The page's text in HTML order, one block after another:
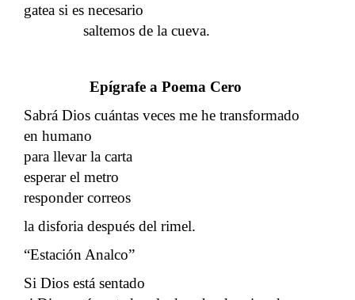
gatea si es necesario
saltemos de la cueva.
Epígrafe a Poema Cero
Sabrá Dios cuántas veces me he transformado
en humano
para llevar la carta
esperar el metro
responder correos
la disforia después del rimel.
“Estación Analco”
Si Dios está sentado